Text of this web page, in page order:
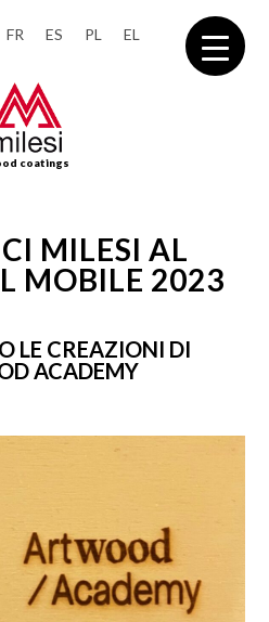
FR ES PL EL
coatings
MILESI AL
MOBILE 2023
LE CREAZIONI DI
ACADEMY